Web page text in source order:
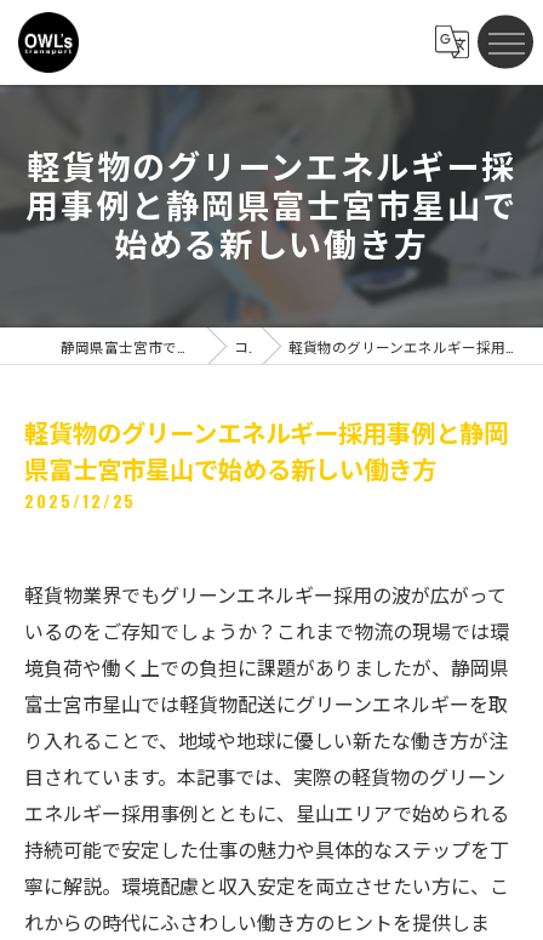
軽貨物のグリーンエネルギー採
用事例と静岡県富士宮市星山で
始める新しい働き方
コラム 軽貨物のグリーンエネルギー採用事例と静岡県富士宮市星山で始める新しい働き方
軽貨物のグリーンエネルギー採用事例と静岡
県富士宮市星山で始める新しい働き方
2025/12/25
軽貨物業界でもグリーンエネルギー採用の波が広がって
いるのをご存知でしょうか？これまで物流の現場では環
境負荷や働く上での負担に課題がありましたが、静岡県
富士宮市星山では軽貨物配送にグリーンエネルギーを取
り入れることで、地域や地球に優しい新たな働き方が注
目されています。本記事では、実際の軽貨物のグリーン
エネルギー採用事例とともに、星山エリアで始められる
持続可能で安定した仕事の魅力や具体的なステップを丁
寧に解説。環境配慮と収入安定を両立させたい方に、こ
れからの時代にふさわしい働き方のヒントを提供しま